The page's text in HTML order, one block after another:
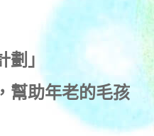
」
幫助年老的毛孩